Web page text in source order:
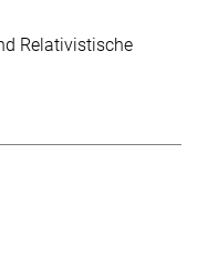
Relativistische